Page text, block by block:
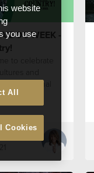
WEEK -
to celebrate
and
of Aboriginal
Islander
website
you use
All
Cookies